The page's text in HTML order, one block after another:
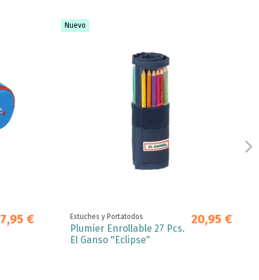
7,95 €
Nuevo
Estuches y Portatodos
Plumier Enrollable 27 Pcs.
El Ganso "Eclipse"
20,95 €